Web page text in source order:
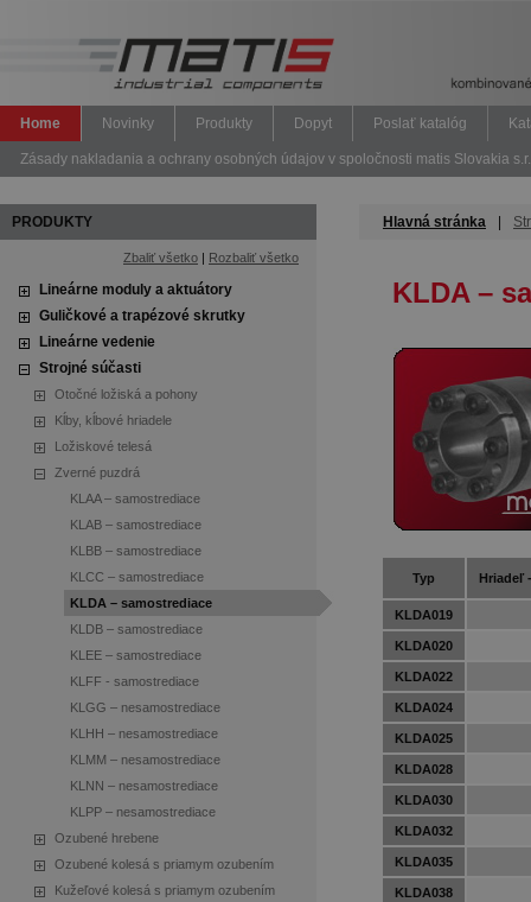
Home Novinky Produkty Dopyt Poslať katalóg
Zásady nakladania a ochrany osobných údajov v spoločnosti matis Slovakia
PRODUKTY
Zbaliť všetko | Rozbaliť všetko
Lineárne moduly a aktuátory
Guličkové a trapézové skrutky
Lineárne vedenie
Strojné súčasti
Otočné ložiská a pohony
Kĺby, kĺbové hriadele
Ložiskové telesá
Zverné puzdrá
KLAA – samostrediace
KLAB – samostrediace
KLBB – samostrediace
KLCC – samostrediace
KLDA – samostrediace
KLDB – samostrediace
KLEE – samostrediace
KLFF - samostrediace
KLGG – nesamostrediace
KLHH – nesamostrediace
KLMM – nesamostrediace
KLNN – nesamostrediace
KLPP – nesamostrediace
Ozubené hrebene
Ozubené kolesá s priamym ozubením
Kužeľové kolesá s priamym ozubením
Hlavná stránka
KLDA –
Typ Hriadeľ
KLDA019
KLDA020
KLDA022
KLDA024
KLDA025
KLDA028
KLDA030
KLDA032
KLDA035
KLDA038